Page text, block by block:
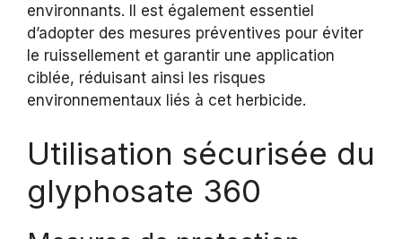
environnants. Il est également essentiel
d’adopter des mesures préventives pour éviter
le ruissellement et garantir une application
ciblée, réduisant ainsi les risques
environnementaux liés à cet herbicide.
Utilisation sécurisée du
glyphosate 360